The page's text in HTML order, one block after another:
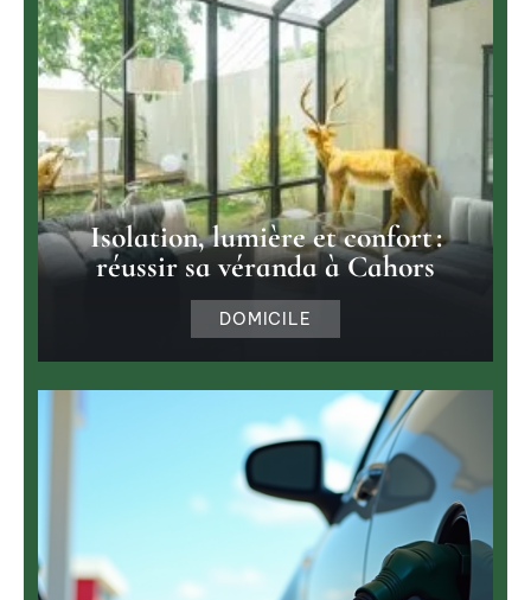
Isolation, lumière et confort :
réussir sa véranda à Cahors
DOMICILE